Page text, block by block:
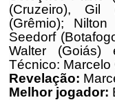
(Cruzeiro), Gil
(Grêmio);
Seedorf
Walter
Técnico: Marcelo
Revelação:
Melhor jogador: